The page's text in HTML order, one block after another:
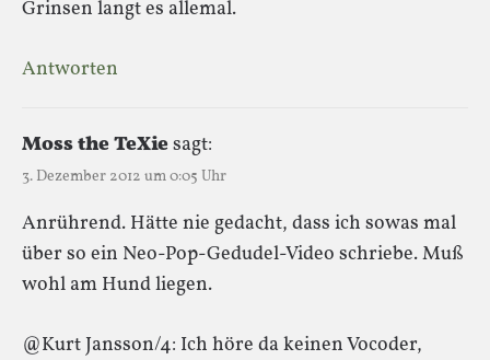
Grinsen langt es allemal.
Antworten
Moss the TeXiesagt:
3. Dezember 2012 um 0:05 Uhr
Anrührend. Hätte nie gedacht, dass ich sowas mal
über so ein Neo-Pop-Gedudel-Video schriebe. Muß
wohl am Hund liegen.
@Kurt Jansson/4: Ich höre da keinen Vocoder,